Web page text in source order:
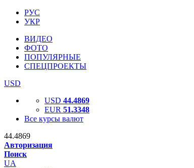
РУС
УКР
ВИДЕО
ФОТО
ПОПУЛЯРНЫЕ
СПЕЦПРОЕКТЫ
USD
USD 44.4869
EUR 51.3348
Все курсы валют
44.4869
Авторизация
Поиск
UA